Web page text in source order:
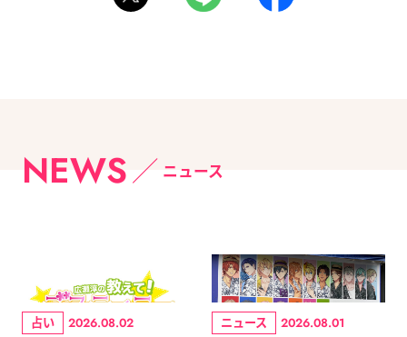
NEWS ニュース
占い 2026.08.02 ニュース 2026.08.01